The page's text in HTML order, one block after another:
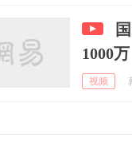
1000万
视频